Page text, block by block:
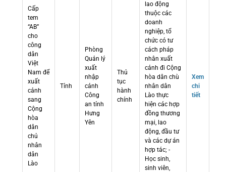
Cấp
tem
“AB”
cho
công
dân
Việt
Nam để
xuất
cảnh
sang
Cộng
hòa
dân
chủ
nhân
dân
Lào
Tỉnh
Phòng
Quản lý
xuất
nhập
cảnh
Công
an tỉnh
Hưng
Yên
Thủ
tục
hành
chính
lao động
thuộc các
doanh
nghiệp, tổ
chức có tư
cách pháp
nhân xuất
cảnh đi Cộng
hòa dân chù
nhân dân
Lào thực
hiện các hợp
đồng thương
mại, lao
động, đầu tư
và các dự án
hợp tác; -
Học sinh,
sinh viên,
Xem
chi
tiết